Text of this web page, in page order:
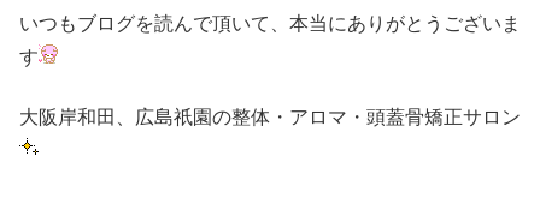
いつもブログを読んで頂いて、本当にありがとうございま
す
大阪岸和田、広島祇園の整体・アロマ・頭蓋骨矯正サロン